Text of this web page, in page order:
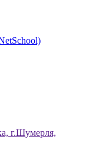
г.Шумерля,